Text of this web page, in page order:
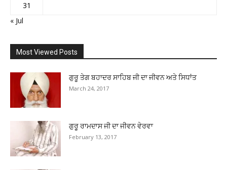
31
« Jul
Most Viewed Posts
ਗੁਰੂ ਤੇਗ ਬਹਾਦਰ ਸਾਹਿਬ ਜੀ ਦਾ ਜੀਵਨ ਅਤੇ ਸਿਧਾਂਤ
March 24, 2017
ਗੁਰੂ ਰਾਮਦਾਸ ਜੀ ਦਾ ਜੀਵਨ ਵੇਰਵਾ
February 13, 2017